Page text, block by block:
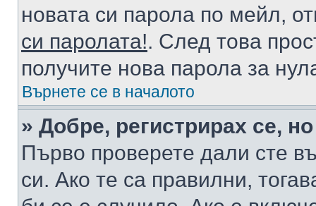
новата си парола по мейл,
си паролата!. След това
получите нова парола за
Върнете се в началото
» Добре, регистрирах се,
Първо проверете дали сте
си. Ако те са правилни,